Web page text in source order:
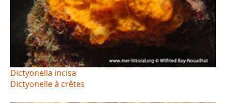
Dictyonella incisa
Dictyonelle à crêtes